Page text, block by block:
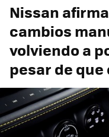
Nissan
cambios
volviendo a
pesar de